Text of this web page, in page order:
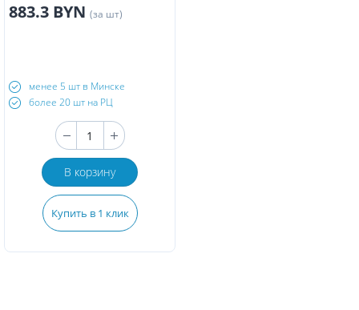
883.3 BYN (за шт)
менее 5 шт в Минске
более 20 шт на РЦ
В корзину
Купить в 1 клик